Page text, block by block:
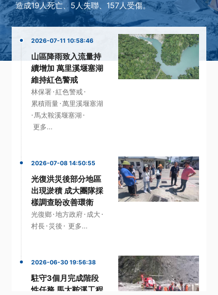
造成19人死亡、5人失聯、157人受傷。
2026-07-11 10:58:46
山區降雨致入流量持
續增加 萬里溪堰塞湖
維持紅色警戒
林保署 ·紅色警戒·
累積雨量·萬里溪堰塞湖
· 馬太鞍溪堰塞湖 ·
更多...
2026-07-08 14:50:55
光復洪災後部分地區
出現淤積 成大團隊採
樣調查盼改善環衛
光復鄉·地方政府· 成大 ·
村長· 災後 · 更多...
2026-06-30 19:56:38
駐守3個月完成階段
性任務 馬太鞍溪工程